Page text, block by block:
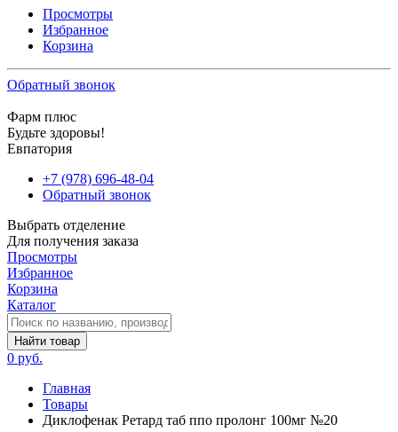
Просмотры
Избранное
Корзина
Обратный звонок
Фарм плюс
Будьте здоровы!
Евпатория
+7 (978) 696-48-04
Обратный звонок
Выбрать отделение
Для получения заказа
Просмотры
Избранное
Корзина
Каталог
Найти товар
0 руб.
Главная
Товары
Диклофенак Ретард таб ппо пролонг 100мг №20